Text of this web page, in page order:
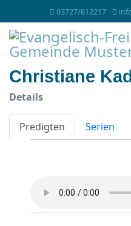
03727/612217
Christiane
Details
Predigten Serien